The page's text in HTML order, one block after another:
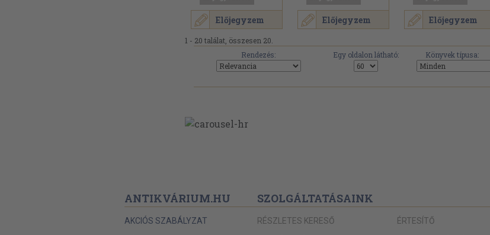
Előjegyzem Előjegyzem Előjegyzem
1 - 20 találat, összesen 20.
Rendezés:
Egy oldalon látható: Könyvek típusa:
ANTIKVÁRIUM.HU
AKCIÓS SZABÁLYZAT
SZOLGÁLTATÁSAINK
RÉSZLETES KERESŐ ÉRTESÍTŐ